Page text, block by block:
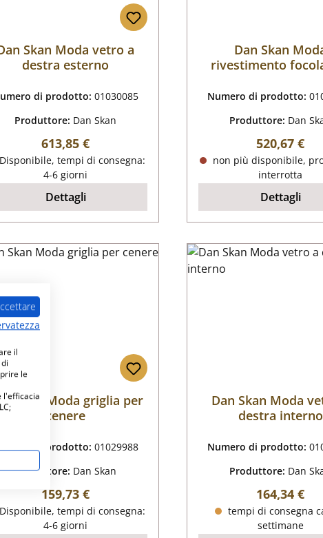
Skan Moda vetro a
destra esterno
di prodotto:01030085
Produttore: Dan Skan
Prezzo normale:
613,85 €
Disponibile, tempi di consegna:
4-6 giorni
Dettagli
Dan Skan
rivestimento
Numero di prodotto:
Produttore: Dan
Prezzo
520,67 €
non più disponibile,
interrotta
Dettagli
Skan Moda griglia per
cenere
di prodotto:01029988
Produttore: Dan Skan
Prezzo normale:
159,73 €
Disponibile, tempi di consegna:
4-6 giorni
Dan Skan Moda
destra interno
Numero di prodotto:
Produttore: Dan
Prezzo
164,34 €
tempi di consegna
settimane
il
le
l'efficacia